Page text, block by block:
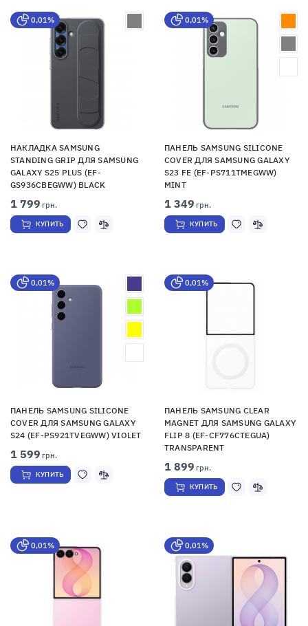
0,01%
НАКЛАДКА SAMSUNG
STANDING GRIP ДЛЯ SAMSUNG
GALAXY S25 PLUS (EF-
GS936CBEGWW) BLACK
1 799 грн.
КУПИТЬ
0,01%
ПАНЕЛЬ SAMSUNG SILICONE
COVER ДЛЯ SAMSUNG GALAXY
S23 FE (EF-PS711TMEGWW)
MINT
1 349 грн.
КУПИТЬ
0,01%
ПАНЕЛЬ SAMSUNG SILICONE
COVER ДЛЯ SAMSUNG GALAXY
S24 (EF-PS921TVEGWW) VIOLET
1 599 грн.
КУПИТЬ
0,01%
ПАНЕЛЬ SAMSUNG CLEAR
MAGNET ДЛЯ SAMSUNG GALAXY
FLIP 8 (EF-CF776CTEGUA)
TRANSPARENT
1 899 грн.
КУПИТЬ
0,01% 0,01%